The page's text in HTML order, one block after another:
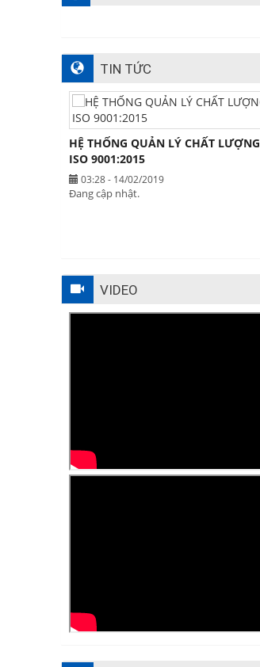
TIN TỨC
HỆ THỐNG QUẢN LÝ CHẤT LƯỢNG
ISO 9001:2015
03:28 - 14/02/2019
Đang cập nhật.
VIDEO